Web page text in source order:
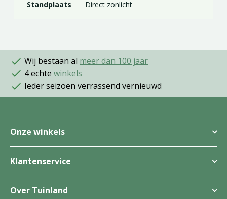
Standplaats Direct zonlicht
Wij bestaan al meer dan 100 jaar
4 echte winkels
Ieder seizoen verrassend vernieuwd
Onze winkels
Klantenservice
Over Tuinland